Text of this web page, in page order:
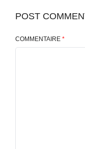
POST
COMMENTAIRE *